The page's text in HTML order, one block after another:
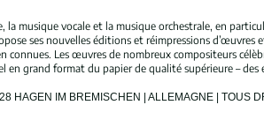
la musique vocale et la musique orchestrale, en
ses nouvelles éditions et réimpressions
Les œuvres de nombreux compositeurs
grand format du papier de qualité supérieure –
HAGEN IM BREMISCHEN | ALLEMAGNE | TOUS